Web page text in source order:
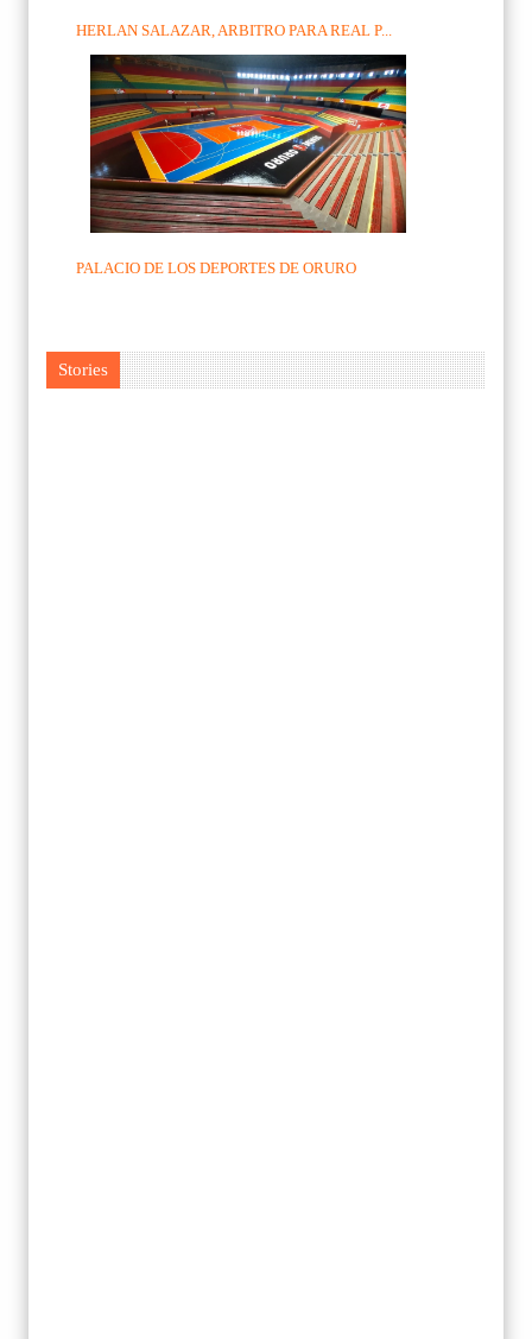
HERLAN SALAZAR, ARBITRO PARA REAL P...
PALACIO DE LOS DEPORTES DE ORURO
Stories